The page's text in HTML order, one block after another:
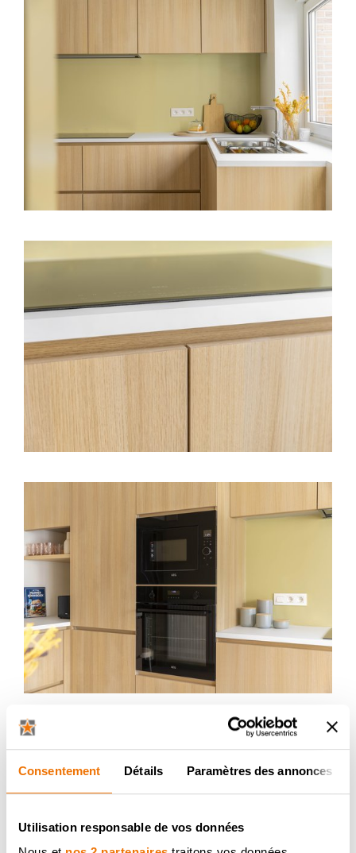
Consentement Détails Paramètres des annonces
Utilisation responsable de vos données